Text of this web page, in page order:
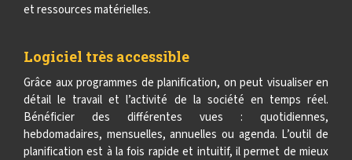
et ressources matérielles.
Logiciel très accessible
Grâce aux programmes de planification, on peut visualiser en
détail le travail et l’activité de la société en temps réel.
Bénéficier des différentes vues : quotidiennes,
hebdomadaires, mensuelles, annuelles ou agenda. L’outil de
planification est à la fois rapide et intuitif, il permet de mieux